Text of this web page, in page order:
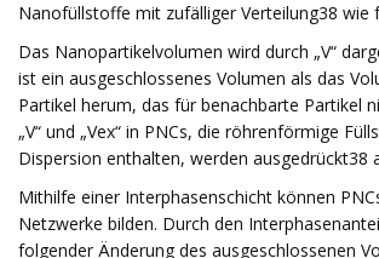
Nanofüllstoffe mit zufälliger Verteilung38 wie
Das Nanopartikelvolumen wird durch „V“
ist ein ausgeschlossenes Volumen als das
Partikel herum, das für benachbarte Partikel
„V“ und „Vex“ in PNCs, die röhrenförmige
Dispersion enthalten, werden ausgedrückt38
Mithilfe einer Interphasenschicht können
Netzwerke bilden. Durch den
folgender Änderung des ausgeschlossenen